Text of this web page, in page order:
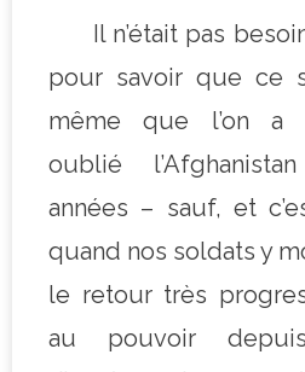
Il n’était pas
pour savoir que ce
même que l’on a
oublié
années – sauf, et
quand nos soldats y
le retour très
au pouvoir